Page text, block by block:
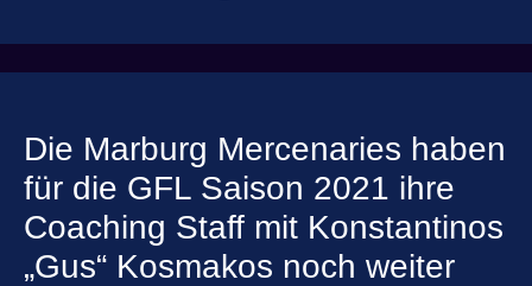
Die Marburg Mercenaries haben
für die GFL Saison 2021 ihre
Coaching Staff mit Konstantinos
„Gus“ Kosmakos noch weiter